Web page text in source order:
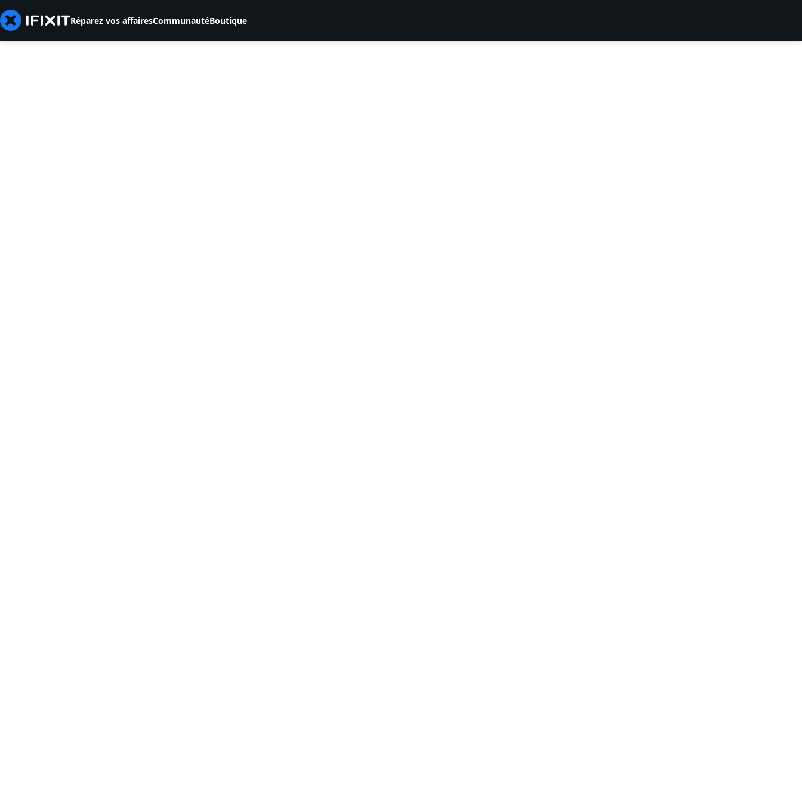
Réparez vos affairesCommunautéBoutique